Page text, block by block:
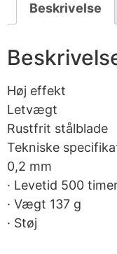
Beskrivelse
Høj effekt
Letvægt
Rustfrit stålblade
Tekniske
0,2 mm
· Levetid 500
· Vægt 137 g
· Støj